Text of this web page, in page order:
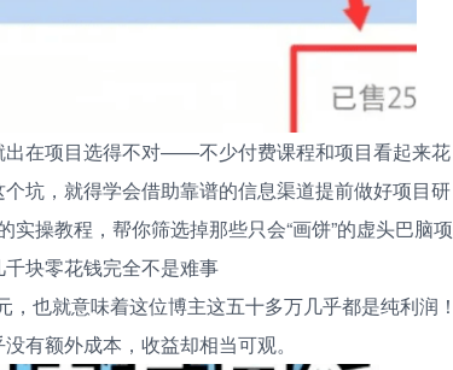
出在项目选得不对——不少付费课程和项目看起来花
坑，就得学会借助靠谱的信息渠道提前做好项目研
操教程，帮你筛选掉那些只会“画饼”的虚头巴脑项
块零花钱完全不是难事
也就意味着这位博主这五十多万几乎都是纯利润！
有额外成本，收益却相当可观。